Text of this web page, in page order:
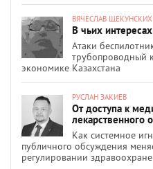
ВЯЧЕСЛАВ ЩЕКУНСКИХ
В чьих
Атаки
трубопроводный
экономике Казахстана
РУСЛАН ЗАКИЕВ
От доступа к
лекарственного
Как системное
публичного обсуждения
регулировании